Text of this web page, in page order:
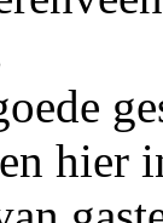
hier